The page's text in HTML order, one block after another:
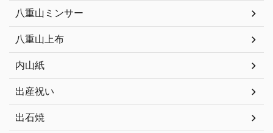
八重山ミンサー
八重山上布
内山紙
出産祝い
出石焼